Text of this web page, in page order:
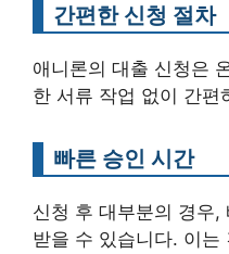
간편한 신청 절차
애니론의 대출 신청은
한 서류 작업 없이 간편
빠른 승인 시간
신청 후 대부분의 경우,
받을 수 있습니다. 이는